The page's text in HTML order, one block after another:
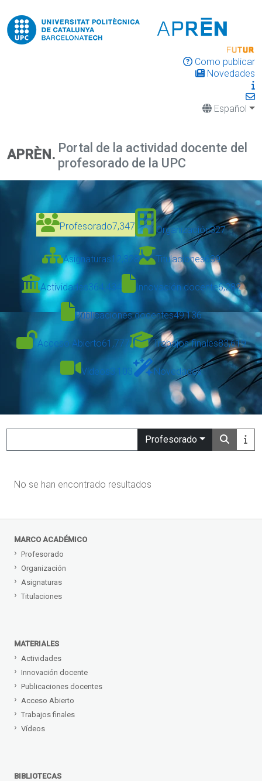
Como publicar
Novedades
Español
APRÈN. Portal de la actividad docente del
profesorado de la UPC
Profesorado7,347 Organización327
Asignaturas12,328 Titulaciones639
Actividades364,434 Innovación docente6,282
Publicaciones docentes49,136
Acceso Abierto61,777 Trabajos finales83,619
Vídeos3,103 Novedades
Profesorado
No se han encontrado resultados
MARCO ACADÉMICO
Profesorado
Organización
Asignaturas
Titulaciones
MATERIALES
Actividades
Innovación docente
Publicaciones docentes
Acceso Abierto
Trabajos finales
Vídeos
BIBLIOTECAS